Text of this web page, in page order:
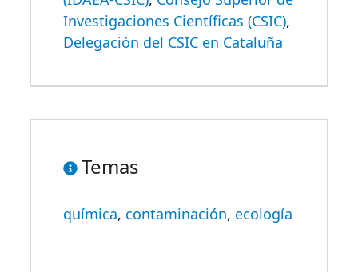
Investigaciones Científicas (CSIC),
Delegación del CSIC en Cataluña
Temas
química, contaminación, ecología